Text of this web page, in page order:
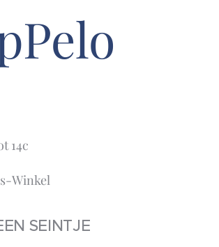
14c
Winkel
SEINTJE